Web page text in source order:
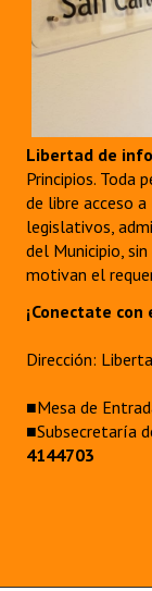
Libertad de
Principios. Toda
de libre acceso
legislativos,
del Municipio,
motivan el
¡Conectate con
Dirección:
■Mesa de
■Subsecretaría
4144703